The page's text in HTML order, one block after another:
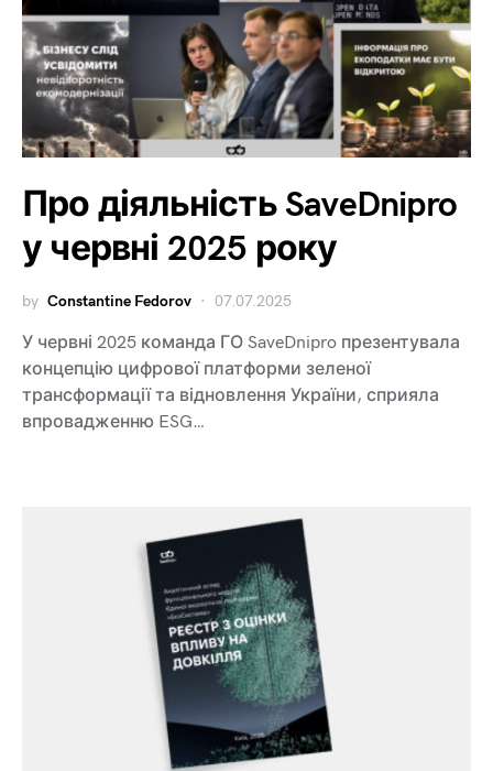
Про діяльність SaveDnipro
у червні 2025 року
by Constantine Fedorov 07.07.2025
У червні 2025 команда ГО SaveDnipro презентувала
концепцію цифрової платформи зеленої
трансформації та відновлення України, сприяла
впровадженню ESG…